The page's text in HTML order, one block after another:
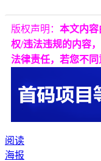
版权声明： 本文内容
权/违法违规的内容
法律责任，若您不
阅读
海报